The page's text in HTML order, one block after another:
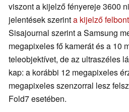
viszont a kijelző fényereje 3600
jelentések szerinta kijelző
Sisajournal szerint a Samsung
megapixeles fő kamerát és a 10
teleobjektívet, de az ultraszéles
kap: a korábbi 12 megapixeles
megapixeles szenzorral lesz
Fold7 esetében.